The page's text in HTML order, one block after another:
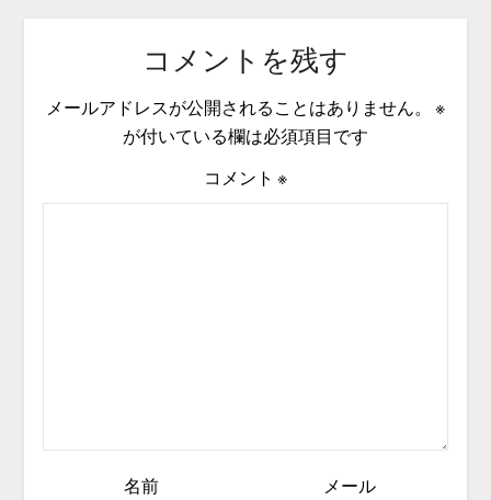
コメントを残す
メールアドレスが公開されることはありません。
※
が付いている欄は必須項目です
コメント ※
名前 メール